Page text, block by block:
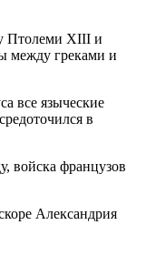
Птолеми XIII и
между греками и
все языческие
в
войска французов
Александрия